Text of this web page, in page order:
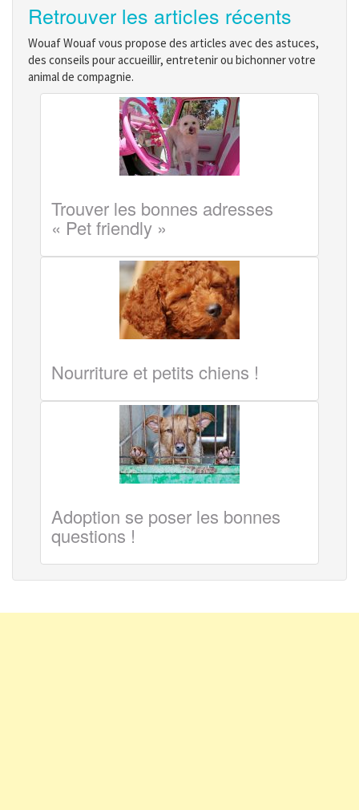
Retrouver les articles récents
Wouaf Wouaf vous propose des articles avec des astuces,
des conseils pour accueillir, entretenir ou bichonner votre
animal de compagnie.
Trouver les bonnes adresses
« Pet friendly »
Nourriture et petits chiens !
Adoption se poser les bonnes
questions !